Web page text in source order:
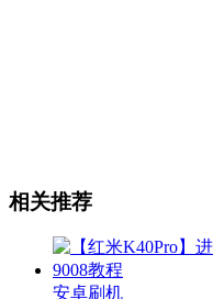
相关推荐
安卓刷机